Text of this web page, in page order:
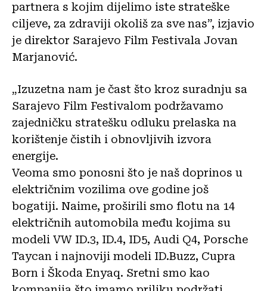
partnera s kojim dijelimo iste strateške
ciljeve, za zdraviji okoliš za sve nas”, izjavio
je direktor Sarajevo Film Festivala Jovan
Marjanović.
„Izuzetna nam je čast što kroz suradnju sa
Sarajevo Film Festivalom podržavamo
zajedničku stratešku odluku prelaska na
korištenje čistih i obnovljivih izvora
energije.
Veoma smo ponosni što je naš doprinos u
električnim vozilima ove godine još
bogatiji. Naime, proširili smo flotu na 14
električnih automobila među kojima su
modeli VW ID.3, ID.4, ID5, Audi Q4, Porsche
Taycan i najnoviji modeli ID.Buzz, Cupra
Born i Škoda Enyaq. Sretni smo kao